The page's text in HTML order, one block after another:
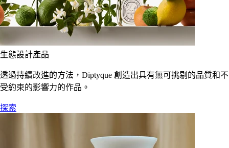
生態設計產品
透過持續改進的方法，Diptyque 創造出具有無可挑剔的品質和不
受約束的影響力的作品。
探索